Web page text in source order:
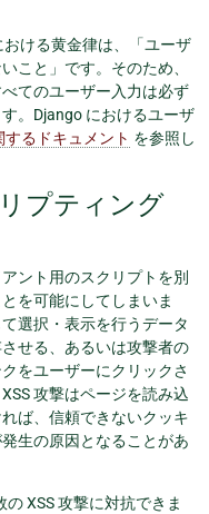
ける黄金律は、「ユーザ
こと」です。そのため、
てのユーザー入力は必ず
。Django におけるユーザ
するドキュメント を参照し
プティング
ント用のスクリプトを別
を可能にしてしまいま
選択・表示を行うデータ
せる、あるいは攻撃者の
をユーザーにクリックさ
攻撃はページを読み込
ば、信頼できないクッキ
生の原因となることがあ
XSS 攻撃に対抗できま